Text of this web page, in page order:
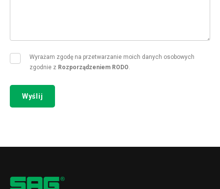
Wyrażam zgodę na przetwarzanie moich danych osobowych
zgodnie z Rozporządzeniem RODO
Wyślij